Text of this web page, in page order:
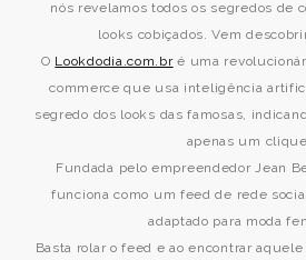
nós revelamos todos os segredos de
looks cobiçados. Vem
O Lookdodia.com.bré uma
commerce que usa inteligência
segredo dos looks das famosas,
apenas um
Fundada pelo empreendedor Jean
funciona como um feed de rede
adaptado para moda
Basta rolar o feed e ao encontrar